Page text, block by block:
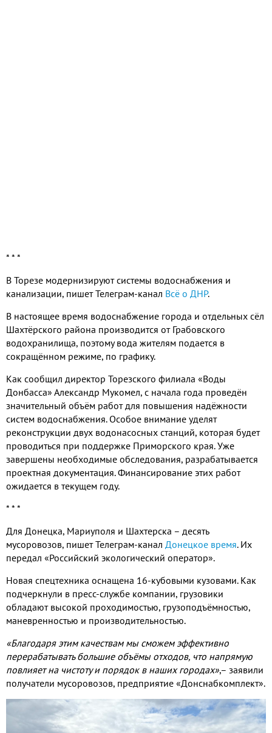
* * *
В Торезе модернизируют системы водоснабжения и
канализации, пишет Телеграм-канал Всё о ДНР.
В настоящее время водоснабжение города и отдельных сёл
Шахтёрского района производится от Грабовского
водохранилища, поэтому вода жителям подается в
сокращённом режиме, по графику.
Как сообщил директор Торезского филиала «Воды
Донбасса» Александр Мукомел, с начала года проведён
значительный объём работ для повышения надёжности
систем водоснабжения. Особое внимание уделят
реконструкции двух водонасосных станций, которая будет
проводиться при поддержке Приморского края. Уже
завершены необходимые обследования, разрабатывается
проектная документация. Финансирование этих работ
ожидается в текущем году.
* * *
Для Донецка, Мариуполя и Шахтерска – десять
мусоровозов, пишет Телеграм-канал Донецкое время. Их
передал «Российский экологический оператор».
Новая спецтехника оснащена 16-кубовыми кузовами. Как
подчеркнули в пресс-службе компании, грузовики
обладают высокой проходимостью, грузоподъёмностью,
маневренностью и производительностью.
«Благодаря этим качествам мы сможем эффективно
перерабатывать большие объёмы отходов, что напрямую
повлияет на чистоту и порядок в наших городах»,– заявили
получатели мусоровозов, предприятие «Донснабкомплект».